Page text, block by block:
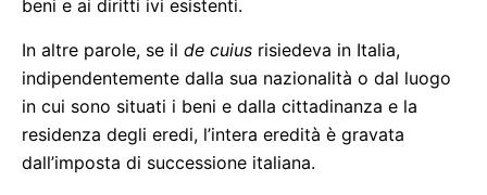
beni e ai diritti ivi esistenti.
In altre parole, se il de cuius risiedeva in Italia,
indipendentemente dalla sua nazionalità o dal luogo
in cui sono situati i beni e dalla cittadinanza e la
residenza degli eredi, l’intera eredità è gravata
dall’imposta di successione italiana.